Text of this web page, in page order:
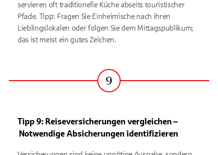
servieren oft traditionelle Küche abseits touristischer
Pfade. Tipp: Fragen Sie Einheimische nach ihren
Lieblingslokalen oder folgen Sie dem Mittagspublikum;
das ist meist ein gutes Zeichen.
Schritt
9
Tipp 9: Reiseversicherungen vergleichen –
Notwendige Absicherungen identifizieren